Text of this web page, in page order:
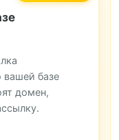
базе
домен,